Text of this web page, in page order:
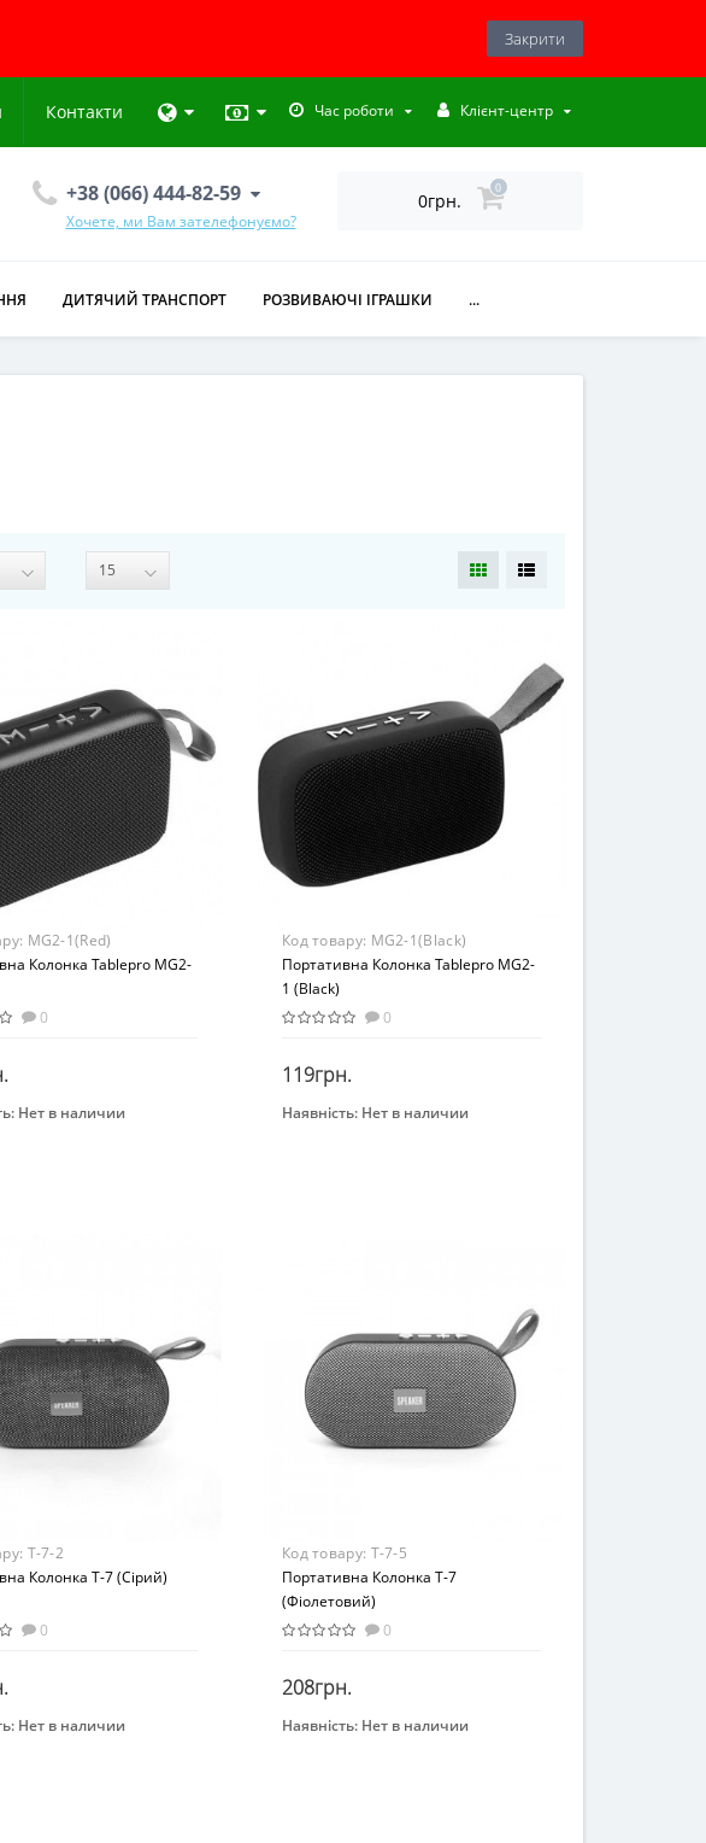
Закрити
Контакти Час роботи Клієнт-центр
+38 (066) 444-82-59
Хочете, ми Вам зателефонуємо?
0грн.
0
ДИТЯЧИЙ ТРАНСПОРТ РОЗВИВАЮЧІ ІГРАШКИ ...
MG2-1(Red)
Колонка Tablepro MG2-
0
Нет в наличии
Код товару: MG2-1(Black)
Портативна Колонка Tablepro MG2-
1 (Black)
0
119грн.
Закінчився
Наявність: Нет в наличии
Т-7-2
Колонка Т-7 (Сірий)
0
Нет в наличии
Код товару: Т-7-5
Портативна Колонка Т-7
(Фіолетовий)
0
208грн.
Закінчився
Наявність: Нет в наличии